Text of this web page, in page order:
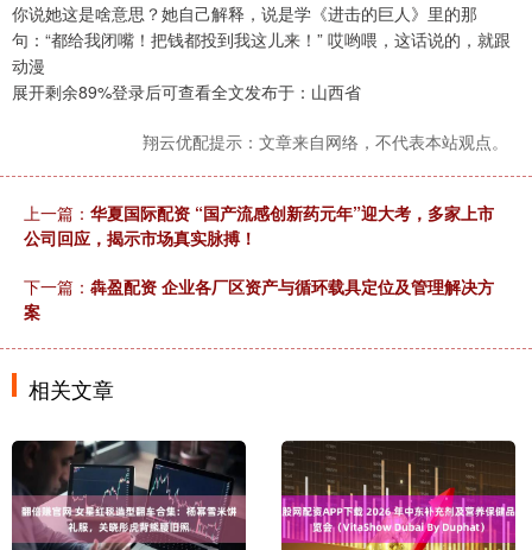
你说她这是啥意思？她自己解释，说是学《进击的巨人》里的那
句：“都给我闭嘴！把钱都投到我这儿来！” 哎哟喂，这话说的，就跟
动漫
展开剩余89%登录后可查看全文发布于：山西省
翔云优配提示：文章来自网络，不代表本站观点。
上一篇： 华夏国际配资 “国产流感创新药元年”迎大考，多家上市
公司回应，揭示市场真实脉搏！
下一篇： 犇盈配资 企业各厂区资产与循环载具定位及管理解决方
案
相关文章